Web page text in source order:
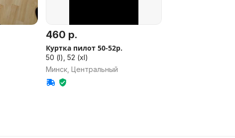
460 р.
Куртка пилот 50-52р.
50 (l), 52 (xl)
Минск, Центральный